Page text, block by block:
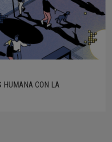
HUMANA CON LA